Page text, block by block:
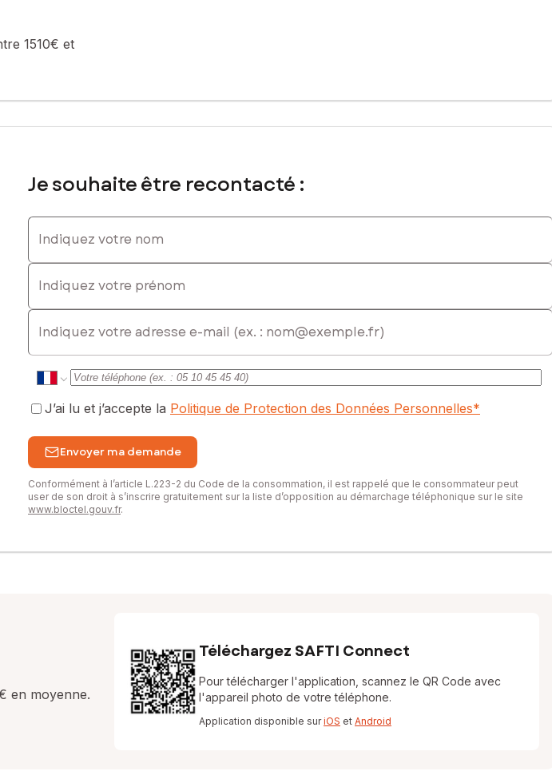
1510€ et
Je souhaite être recontacté :
Indiquez votre nom
Indiquez votre prénom
E-mail
J’ai lu et j’accepte la Politique de Protection des Données Personnelles*
Envoyer ma demande
Conformément à l’article L.223-2 du Code de la consommation, il est rappelé que le consommateur peut
user de son droit à s’inscrire gratuitement sur la liste d’opposition au démarchage téléphonique sur le site
www.bloctel.gouv.fr.
en moyenne.
Téléchargez SAFTI Connect
Pour télécharger l'application, scannez le QR Code avec
l'appareil photo de votre téléphone.
Application disponible suriOS et Android